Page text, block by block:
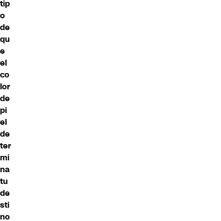
tip
o
de
qu
e
el
co
lor
de
pi
el
de
ter
mi
na
tu
de
sti
no